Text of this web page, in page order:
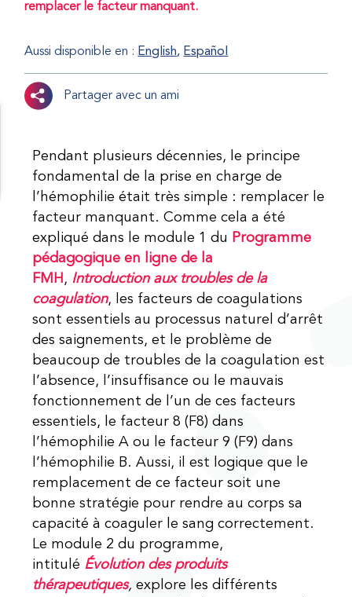
remplacer le facteur manquant.
Aussi disponible en : English Español
Partager avec un ami
Pendant plusieurs décennies, le principe
fondamental de la prise en charge de
l’hémophilie était très simple : remplacer le
facteur manquant. Comme cela a été
expliqué dans le module 1 du Programme
pédagogique en ligne de la
FMH , Introduction aux troubles de la
coagulation, les facteurs de coagulations
sont essentiels au processus naturel d’arrêt
des saignements, et le problème de
beaucoup de troubles de la coagulation est
l’absence, l’insuffisance ou le mauvais
fonctionnement de l’un de ces facteurs
essentiels, le facteur 8 (F8) dans
l’hémophilie A ou le facteur 9 (F9) dans
l’hémophilie B. Aussi, il est logique que le
remplacement de ce facteur soit une
bonne stratégie pour rendre au corps sa
capacité à coaguler le sang correctement.
Le module 2 du programme,
intitulé Évolution des produits
thérapeutiques, explore les différents